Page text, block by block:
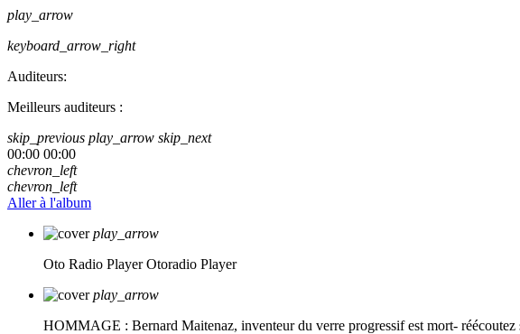
play_arrow
keyboard_arrow_right
Auditeurs:
Meilleurs auditeurs :
skip_previous play_arrow skip_next
00:00 00:00
chevron_left
chevron_left
Aller à l'album
play_arrow
Oto Radio Player Otoradio Player
play_arrow
HOMMAGE : Bernard Maitenaz, inventeur du verre progressif est mort-